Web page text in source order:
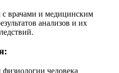
врачами и медицинским
анализов и их
человека